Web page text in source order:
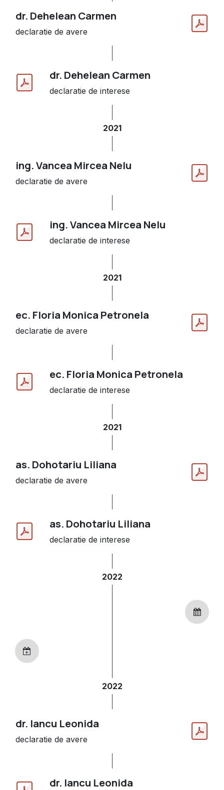
dr. Dehelean Carmen
declaratie de avere
dr. Dehelean Carmen
declaratie de interese
2021
ing. Vancea Mircea Nelu
declaratie de avere
ing. Vancea Mircea Nelu
declaratie de interese
2021
ec. Floria Monica Petronela
declaratie de avere
ec. Floria Monica Petronela
declaratie de interese
2021
as. Dohotariu Liliana
declaratie de avere
as. Dohotariu Liliana
declaratie de interese
2022
2022
dr. Iancu Leonida
declaratie de avere
dr. Iancu Leonida